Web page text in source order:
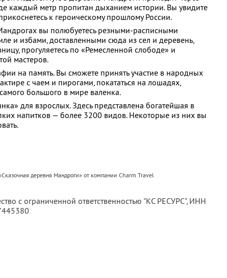
каждый метр пропитан дыханием истории. Вы увидите
к героическому прошлому России.
вы полюбуетесь резными-расписными
и избами, доставленными сюда из сел и деревень,
прогуляетесь по «Ремесленной слободе» и
мастеров.
на память. Вы сможете принять участие в народных
с чаем и пирогами, покататься на лошадях,
большого в мире валенка.
для взрослых. Здесь представлена богатейшая в
напитков — более 3200 видов. Некоторые из них вы
деревня Мандроги» от компании Charm Travel
с ограниченной ответственностью "КС РЕСУРС", ИНН